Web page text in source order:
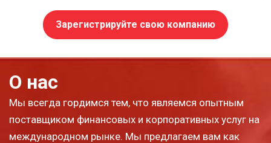
Зарегистрируйте свою компанию
О нас
Мы всегда гордимся тем, что являемся опытным
поставщиком финансовых и корпоративных услуг на
международном рынке. Мы предлагаем вам как